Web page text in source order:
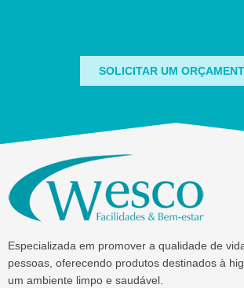
SOLICITAR UM
Especializada em promover a qualidade de
pessoas, oferecendo produtos destinados à
um ambiente limpo e saudável.